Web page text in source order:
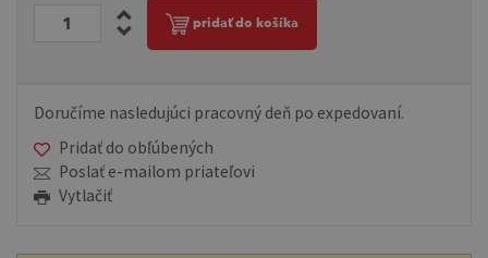
pridať do košíka
Doručíme nasledujúci pracovný deň po expedovaní.
Pridať do obľúbených
Poslať e-mailom priateľovi
Vytlačiť